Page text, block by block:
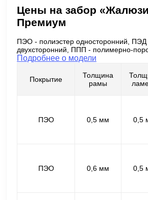
Цены на забор
Премиум
ПЭО - полиэстер односторонний, ПЭД
двухсторонний, ППП - полимерно-
Подробнее о модели
Покрытие
Толщина
рамы
ПЭО 0,5 мм 0,5
ПЭО 0,6 мм 0,5